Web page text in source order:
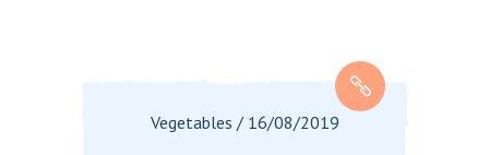
Vegetables / 16/08/2019